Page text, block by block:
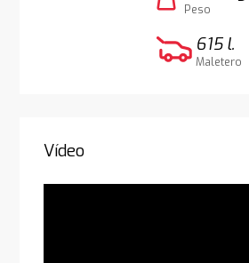
Peso
615 l.
Maletero
Vídeo